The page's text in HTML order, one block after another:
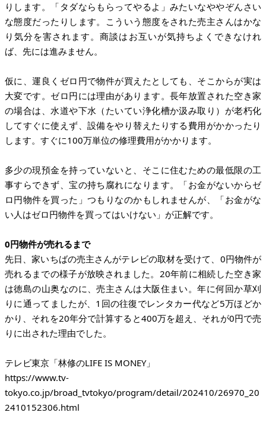
りします。「タダならもらってやるよ」みたいなややぞんさい
な態度だったりします。こういう態度をされた売主さんはかな
り気分を害されます。商談はお互いが気持ちよくできなけれ
ば、先には進みません。
仮に、運良くゼロ円で物件が買えたとしても、そこからが実は
大変です。ゼロ円には理由があります。長年放置された空き家
の場合は、水道や下水（たいてい浄化槽か汲み取り）が老朽化
してすぐに使えず、設備をやり替えたりする費用がかかったり
します。すぐに100万単位の修理費用がかかります。
多少の現預金を持っていないと、そこに住むための最低限の工
事すらできず、宝の持ち腐れになります。「お金がないからゼ
ロ円物件を買った」つもりなのかもしれませんが、「お金がな
い人はゼロ円物件を買ってはいけない」が正解です。
0円物件が売れるまで
先日、家いちばの売主さんがテレビの取材を受けて、0円物件が
売れるまでの様子が放映されました。20年前に相続した空き家
は徳島の山奥なのに、売主さんは大阪住まい。年に何回か草刈
りに通ってましたが、1回の往復でレンタカー代など5万ほどか
かり、それを20年分で計算すると400万を超え、それが0円で売
りに出された理由でした。
https://www.tv-
tokyo.co.jp/broad_tvtokyo/program/detail/202410/26970_20
2410152306.html